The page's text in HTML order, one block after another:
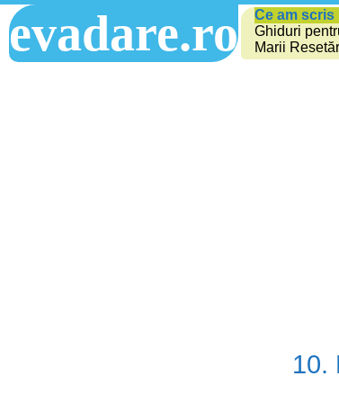
evadare.ro
Ce am
Ghiduri
Marii
10.